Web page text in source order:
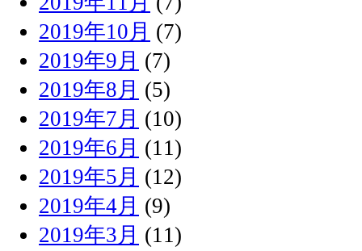
2019年10月 (7)
2019年9月 (7)
2019年8月 (5)
2019年7月 (10)
2019年6月 (11)
2019年5月 (12)
2019年4月 (9)
2019年3月 (11)